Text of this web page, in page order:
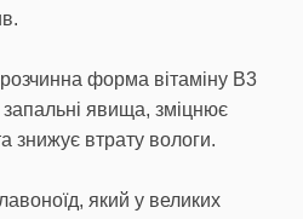
форма вітаміну B3
явища, зміцнює
знижує втрату вологи.
який у великих